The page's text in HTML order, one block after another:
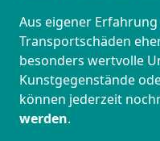
Aus eigener
Transportschäden
besonders wertvolle
Kunstgegenstände
können jederzeit
werden.